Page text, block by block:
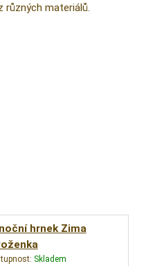
různých materiálů.
hrnek Zima
Skladem